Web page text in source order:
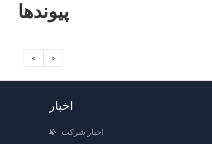
پیوندها
« »
اخبار
اخبار شرکت